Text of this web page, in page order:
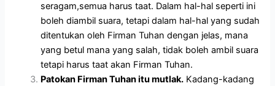
seragam,semua harus taat. Dalam hal-hal seperti ini
boleh diambil suara, tetapi dalam hal-hal yang sudah
ditentukan oleh Firman Tuhan dengan jelas, mana
yang betul mana yang salah, tidak boleh ambil suara
tetapi harus taat akan Firman Tuhan.
Patokan Firman Tuhan itu mutlak. Kadang-kadang